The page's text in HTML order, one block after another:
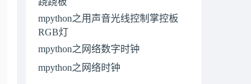
mpython之用声音光线控制掌控板
RGB灯
mpython之网络数字时钟
mpython之网络时钟